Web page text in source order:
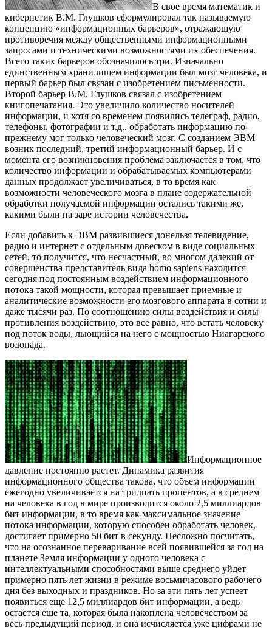
В свое время математик и
кибернетик В.М. Глушков сформулировал так называемую
концепцию «информационных барьеров», отражающую
противоречия между общественными информационными
запросами и техническими возможностями их обеспечения.
Всего таких барьеров обозначилось три. Изначально
единственным хранилищем информации был мозг человека, и
первый барьер был связан с изобретением письменности.
Второй барьер В.М. Глушков связал с изобретением
книгопечатания. Это увеличило количество носителей
информации, и хотя со временем появились телеграф, радио,
телефоны, фотографии и т.д., обработать информацию по-
прежнему мог только человеческий мозг. С созданием ЭВМ
возник последний, третий информационный барьер. И с
момента его возникновения проблема заключается в том, что
количество информации и обрабатываемых компьютерами
данных продолжает увеличиваться, в то время как
возможности человеческого мозга в плане содержательной
обработки получаемой информации остались такими же,
какими были на заре истории человечества.
Если добавить к ЭВМ развившиеся донельзя телевидение,
радио и интернет с отдельным довеском в виде социальных
сетей, то получится, что несчастный, во многом далекий от
совершенства представитель вида homo sapiens находится
сегодня под постоянным воздействием информационного
потока такой мощности, которая превышает приемные и
аналитические возможности его мозгового аппарата в сотни и
даже тысячи раз. По соотношению силы воздействия и силы
противления воздействию, это все равно, что встать человеку
под поток воды, льющийся на него с мощностью Ниагарского
водопада.
Информационное
давление постоянно растет. Динамика развития
информационного общества такова, что объем информации
ежегодно увеличивается на тридцать процентов, а в среднем
на человека в год в мире производится около 2,5 миллиардов
бит информации, в то время как максимальное значение
потока информации, которую способен обработать человек,
достигает примерно 50 бит в секунду. Несложно посчитать,
что на осознанное переваривание всей появившейся за год на
планете Земля информации у одного человека с
интеллектуальными способностями выше среднего уйдет
примерно пять лет жизни в режиме восьмичасового рабочего
дня без выходных и праздников. Но за эти пять лет успеет
появиться еще 12,5 миллиардов бит информации, а ведь
остается еще та, которая была накоплена человечеством за
весь предыдущий период, и она исчисляется уже цифрами не